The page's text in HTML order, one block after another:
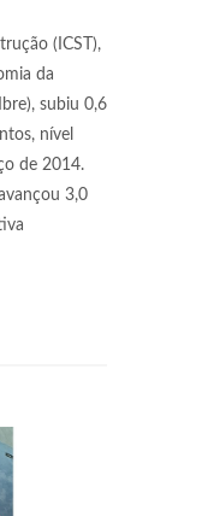
(ICST),
da
subiu 0,6
nível
de 2014.
3,0